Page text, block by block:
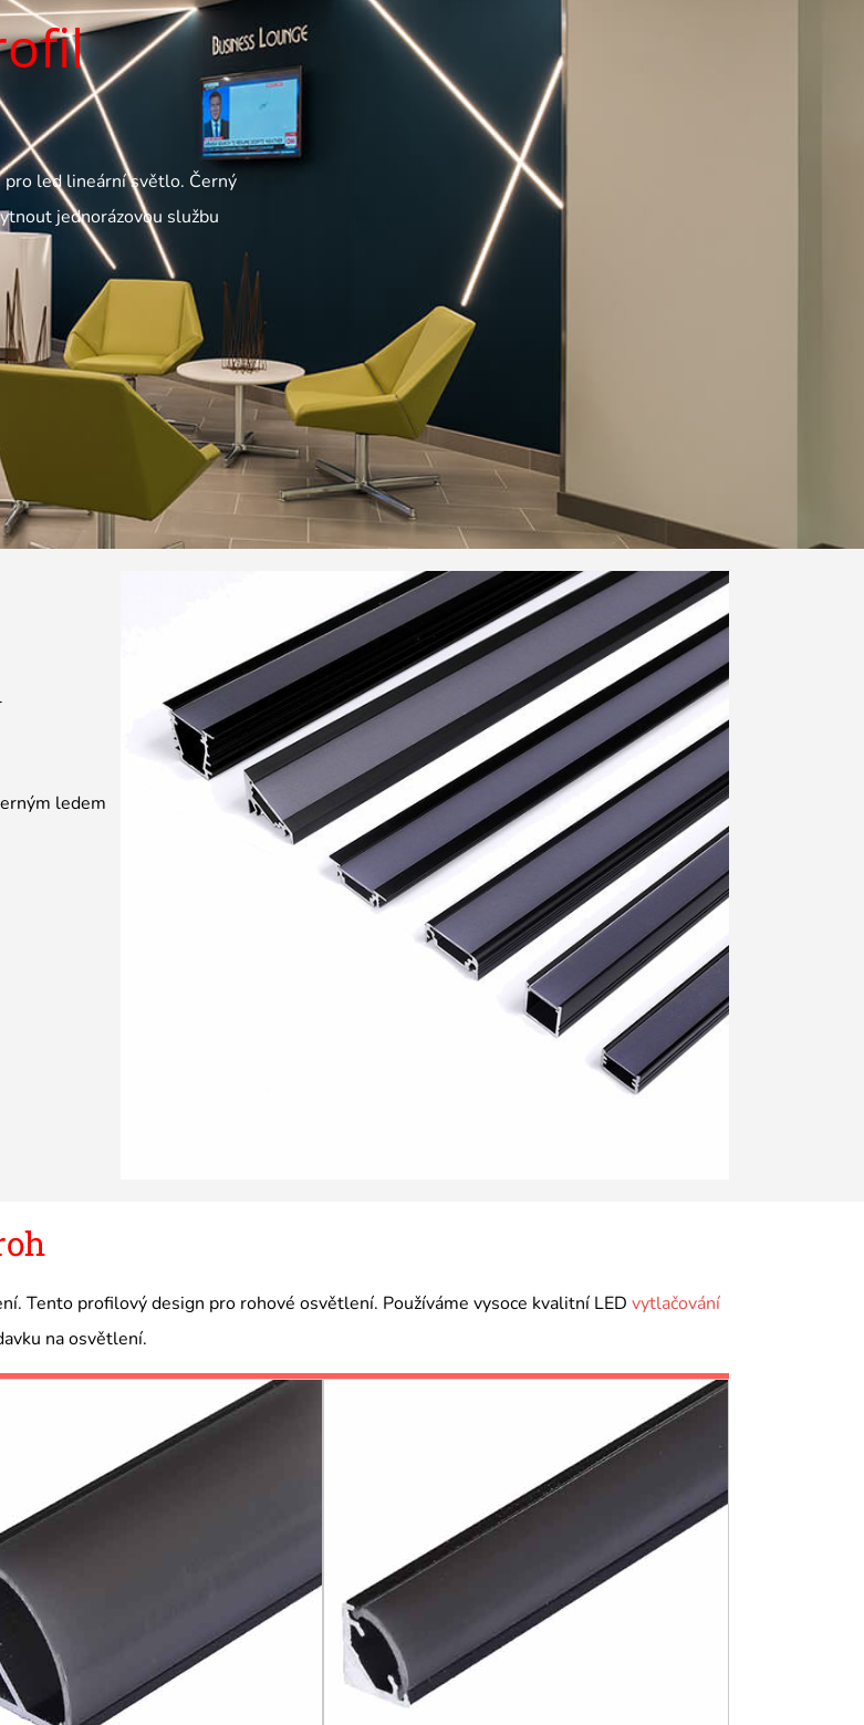
led lineární světlo. Černý
jednorázovou službu
ledem
Tento profilový design pro rohové osvětlení. Používáme vysoce kvalitní LED vytlačování
na osvětlení.